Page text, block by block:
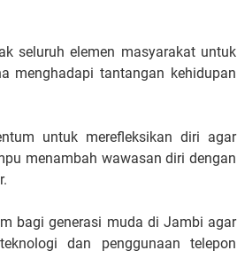
seluruh elemen masyarakat untuk
menghadapi tantangan kehidupan
untuk merefleksikan diri agar
menambah wawasan diri dengan
bagi generasi muda di Jambi agar
dan penggunaan telepon